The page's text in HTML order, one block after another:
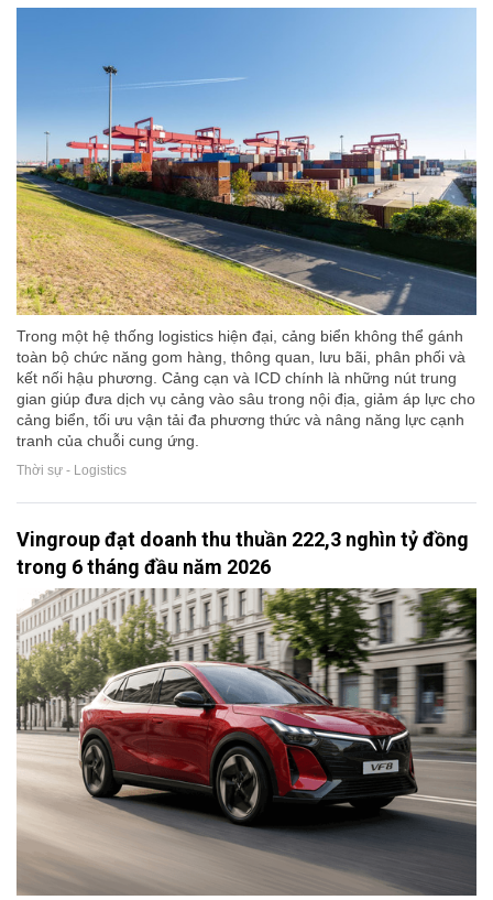
Trong một hệ thống logistics hiện đại, cảng biển không thể gánh
toàn bộ chức năng gom hàng, thông quan, lưu bãi, phân phối và
kết nối hậu phương. Cảng cạn và ICD chính là những nút trung
gian giúp đưa dịch vụ cảng vào sâu trong nội địa, giảm áp lực cho
cảng biển, tối ưu vận tải đa phương thức và nâng năng lực cạnh
tranh của chuỗi cung ứng.
Thời sự - Logistics
Vingroup đạt doanh thu thuần 222,3 nghìn tỷ đồng
trong 6 tháng đầu năm 2026